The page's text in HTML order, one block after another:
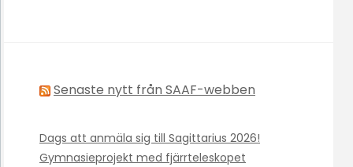
Senaste nytt från SAAF-webben
Dags att anmäla sig till Sagittarius 2026!
Gymnasieprojekt med fjärrteleskopet